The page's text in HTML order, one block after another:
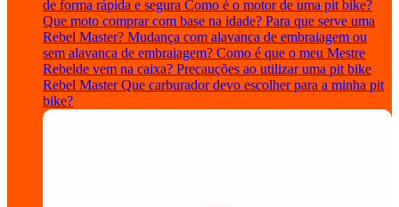
de forma rápida e segura Como é o motor de uma pit bike?
Que moto comprar com base na idade? Para que serve uma
Rebel Master? Mudança com alavanca de embraiagem ou
sem alavanca de embraiagem? Como é que o meu Mestre
Rebelde vem na caixa? Precauções ao utilizar uma pit bike
Rebel MasterQue carburador devo escolher para a minha pit
bike?